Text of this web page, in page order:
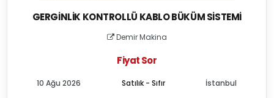
GERGINLIK KONTROLLÜ KABLO BÜKÜM SISTEMI
Demir Makina
Fiyat Sor
Satılık - Sıfır
10 Ağu 2026 İstanbul